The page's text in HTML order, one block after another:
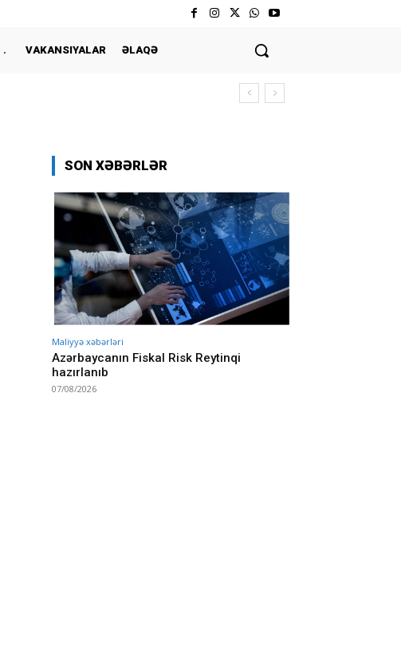
VAKANSIYALAR ƏLAQƏ
SON XƏBƏRLƏR
Maliyyə xəbərləri
Azərbaycanın Fiskal Risk Reytinqi
hazırlanıb
07/08/2026